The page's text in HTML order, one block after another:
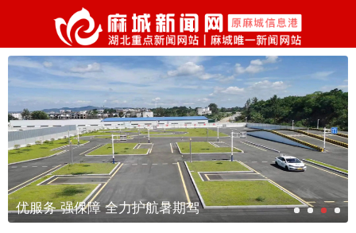
优服务 强保障 全力护航暑期驾